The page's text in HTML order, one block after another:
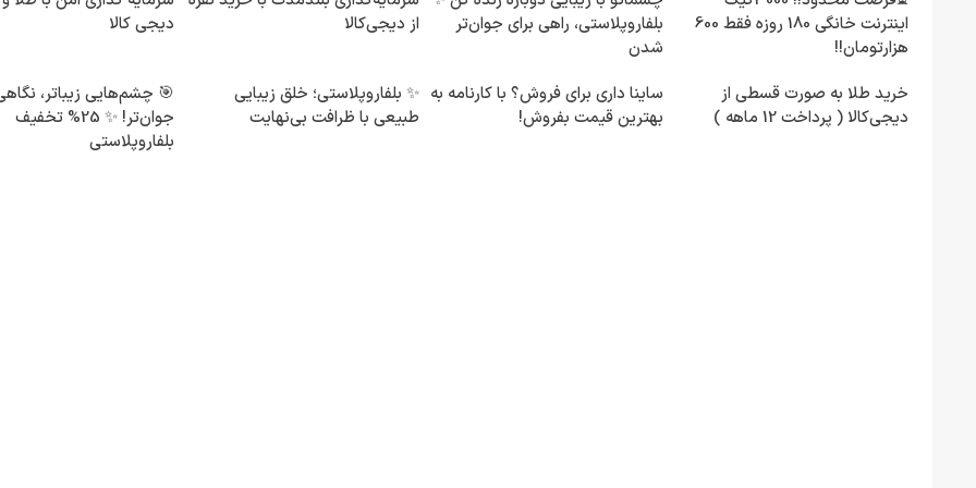
اینترنت خانگی 180 روزه فقط 600
هزارتومان!!
بلفاروپلاستی، راهی برای جوان‌تر
شدن
از دیجی‌کالا
دیجی کالا
خرید طلا به صورت قسطی از
دیجی‌کالا ( پرداخت 12 ماهه )
ساینا داری برای فروش؟ با کارنامه به
بهترین قیمت بفروش!
✨ بلفاروپلاستی؛ خلق زیبایی
طبیعی با ظرافت بی‌نهایت
🎯 چشم‌هایی زیباتر،
جوان‌تر! ✨ 25% تخفیف
بلفاروپلاستی